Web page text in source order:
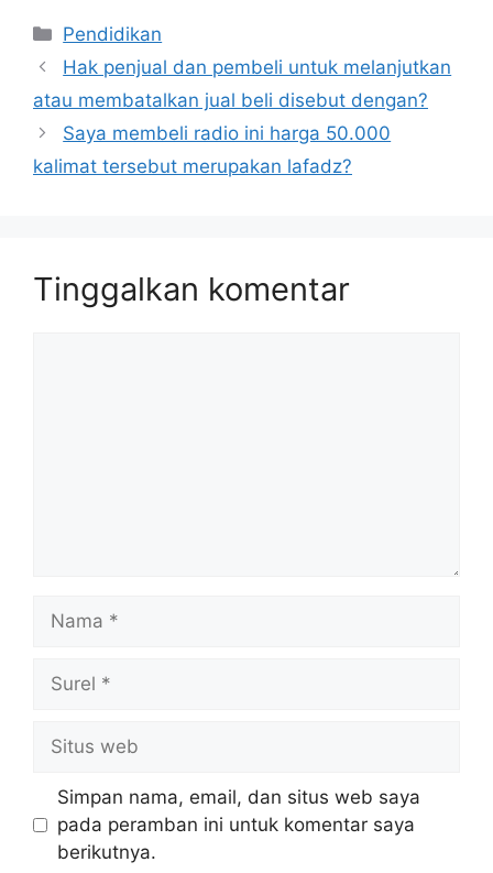
Kategori
Pendidikan
Hak penjual dan pembeli untuk melanjutkan
atau membatalkan jual beli disebut dengan?
Saya membeli radio ini harga 50.000
kalimat tersebut merupakan lafadz?
Tinggalkan komentar
web
Simpan nama, email, dan situs web saya
pada peramban ini untuk komentar saya
berikutnya.